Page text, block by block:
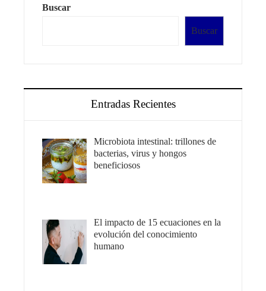
Buscar
Buscar
Entradas Recientes
Microbiota intestinal: trillones de
bacterias, virus y hongos
beneficiosos
El impacto de 15 ecuaciones en la
evolución del conocimiento
humano